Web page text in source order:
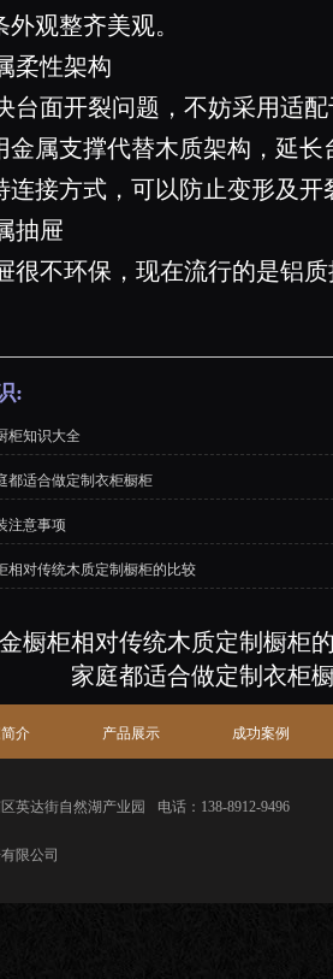
观整齐美观。
性架构
面开裂问题，不妨采用适配
金属支撑代替木质架构，延
连接方式，可以防止变形及开
屉
不环保，现在流行的是铝质
:
柜知识大全
都适合做定制衣柜橱柜
注意事项
相对传统木质定制橱柜的比较
橱柜相对传统木质定制橱柜
家庭都适合做定制衣柜
介 产品展示 成功案例
英达街自然湖产业园 电话：138-8912-9496
限公司